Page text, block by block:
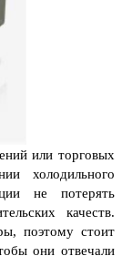
или торговых
холодильного
не потерять
качеств.
поэтому стоит
они отвечали